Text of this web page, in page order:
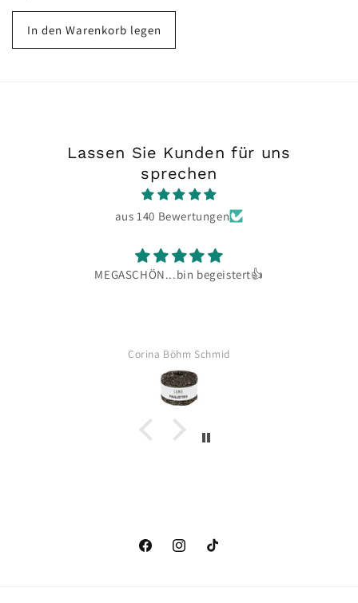
Preis
In den Warenkorb legen
Lassen Sie Kunden für uns
sprechen
aus 140 Bewertungen
MEGASCHÖN...bin begeistert👍
Corina Böhm Schmid
FacebookInstagramTikTok